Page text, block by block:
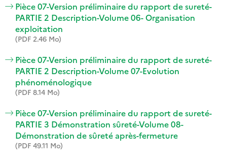
Pièce 07-Version préliminaire du rapport de sureté-
PARTIE 2 Description-Volume 06- Organisation
exploitation
(PDF 2.46 Mo)
Pièce 07-Version préliminaire du rapport de sureté-
PARTIE 2 Description-Volume 07-Evolution
phénoménologique
(PDF 8.14 Mo)
Pièce 07-Version préliminaire du rapport de sureté-
PARTIE 3 Démonstration sûreté-Volume 08-
Démonstration de sûreté après-fermeture
(PDF 49.11 Mo)